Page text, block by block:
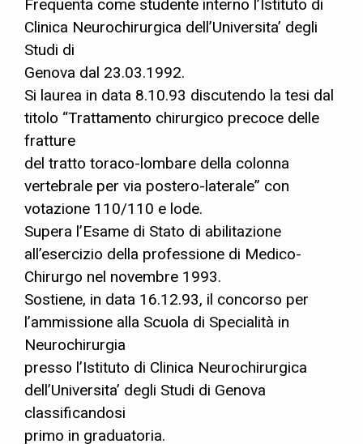
Frequenta come studente interno l’Istituto di
Clinica Neurochirurgica dell’Universita’ degli
Studi di
Genova dal 23.03.1992.
Si laurea in data 8.10.93 discutendo la tesi dal
titolo “Trattamento chirurgico precoce delle
fratture
del tratto toraco-lombare della colonna
vertebrale per via postero-laterale” con
votazione 110/110 e lode.
Supera l’Esame di Stato di abilitazione
all’esercizio della professione di Medico-
Chirurgo nel novembre 1993.
Sostiene, in data 16.12.93, il concorso per
l’ammissione alla Scuola di Specialità in
Neurochirurgia
presso l’Istituto di Clinica Neurochirurgica
dell’Universita’ degli Studi di Genova
classificandosi
primo in graduatoria.